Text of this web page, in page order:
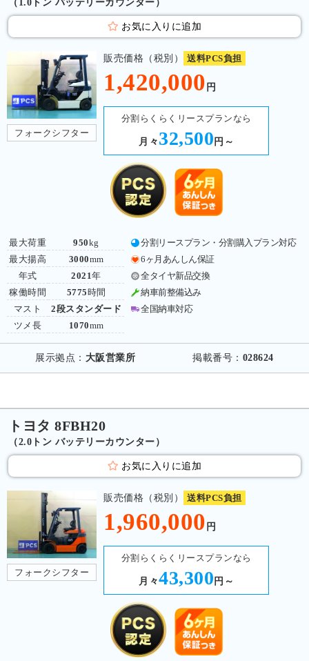
（1.0トン バッテリーカウンター）
お気に入りに追加
フォークシフター
販売価格（税別） 送料PCS負担
1,420,000 円
分割らくらくリースプランなら
月々 32,500 円～
最大荷重
最大揚高
年式
稼働時間
マスト
ツメ長
950kg
3000mm
2021年
5775 時間
2段スタンダード
1070mm
分割リースプラン・分割購入プラン対応
6ヶ月あんしん保証
全タイヤ新品交換
納車前整備込み
全国納車対応
展示拠点： 大阪営業所 掲載番号： 028624
トヨタ 8FBH20
（2.0トン バッテリーカウンター）
お気に入りに追加
フォークシフター
販売価格（税別） 送料PCS負担
1,960,000 円
分割らくらくリースプランなら
月々43,300 円～